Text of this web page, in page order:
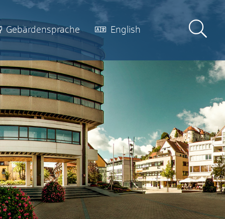
Gebärdensprache English